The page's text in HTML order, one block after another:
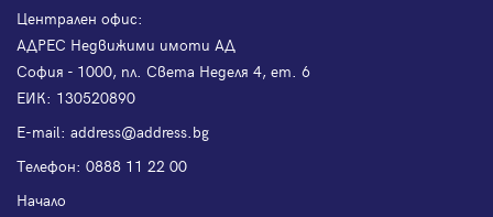
Централен офис:
АДРЕС Недвижими имоти АД
София - 1000, пл. Света Неделя 4, ет. 6
ЕИК: 130520890
Е-mail: address@address.bg
Телефон: 0888 11 22 00
Начало